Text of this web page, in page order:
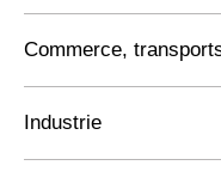
Commerce,
Industrie